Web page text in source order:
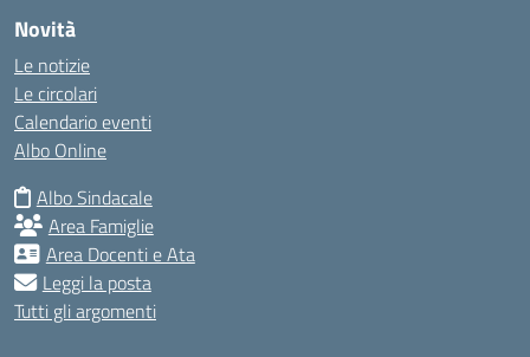
Novità
Le notizie
Le circolari
Calendario eventi
Albo Online
Albo Sindacale
Area Famiglie
Area Docenti e Ata
Leggi la posta
Tutti gli argomenti